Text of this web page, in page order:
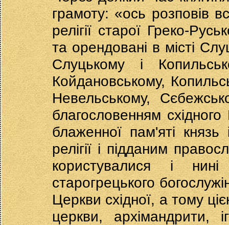
грамоту: «ось розповів
релігії старої Греко-
та орендовані в місті
Слуцькому і
Койдановському,
Невельському,
благословенням східного
блаженної пам'яті
релігії і підданим
користувалися і
старогрецького
Церкви східної, а тому
церкви, архімандрити,